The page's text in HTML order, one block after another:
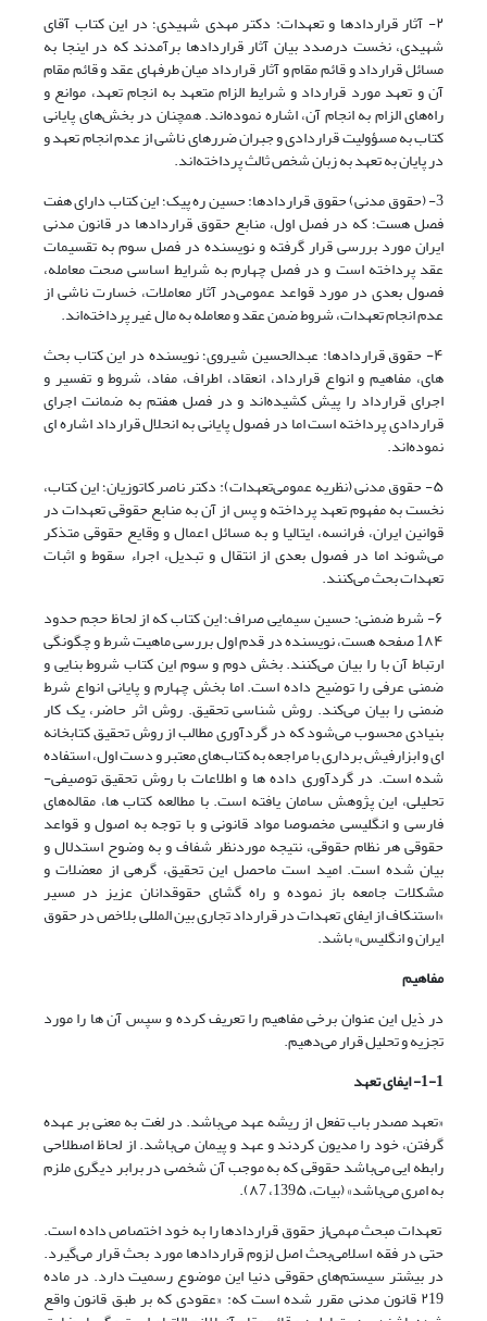
۲- آثار قراردادها و تعهدات: دکتر مهدی شهیدی؛ در این کتاب آقای
شهیدی، نخست درصدد بیان آثار قراردادها برآمدند که در اینجا به
مسائل قرارداد و قائم مقام و آثار قرارداد میان طرفهای عقد و قائم مقام
آن و تعهد مورد قرارداد و شرایط الزام متعهد به انجام تعهد، موانع و
راه‌‌های الزام به انجام آن، اشاره نموده‌اند. همچنان در بخش‌‌های پایانی
کتاب به مسؤولیت قراردادی و جبران ضررهای ناشی از عدم انجام تعهد و
در پایان به تعهد به زبان شخص ثالث پرداخته‌اند.
3- (حقوق مدنی) حقوق قراردادها: حسین ره پیک؛ این کتاب دارای هفت
فصل هست؛ که در فصل اول، منابع حقوق قراردادها در قانون مدنی
ایران مورد بررسی قرار گرفته و نویسنده در فصل سوم به تقسیمات
عقد پرداخته است و در فصل چهارم به شرایط اساسی صحت معامله،
فصول بعدی در مورد قواعد عمومی‌‌در آثار معاملات، خسارت ناشی از
عدم انجام تعهدات، شروط ضمن عقد و معامله به مال غیر پرداخته‌اند.
۴- حقوق قراردادها: عبدالحسین شیروی؛ نویسنده در این کتاب بحث
های، مفاهیم و انواع قرارداد، انعقاد، اطراف، مفاد، شروط و تفسیر و
اجرای قرارداد را پیش کشیده‌اند و در فصل هفتم به ضمانت اجرای
قراردادی پرداخته است اما در فصول پایانی به انحلال قرارداد اشاره ای
نموده‌اند.
۵- حقوق مدنی (نظریه عمومی‌‌تعهدات): دکتر ناصر کاتوزیان؛ این کتاب،
نخست به مفهوم تعهد پرداخته و پس از آن به منابع حقوقی تعهدات در
قوانین ایران، فرانسه، ایتالیا و به مسائل اعمال و وقایع حقوقی متذکر
می‌‌شوند اما در فصول بعدی از انتقال و تبدیل، اجراء سقوط و اثبات
تعهدات بحث می‌‌کنند.
۶- شرط ضمنی: حسین سیمایی صراف؛ این کتاب که از لحاظ حجم حدود
1۸۴ صفحه هست، نویسنده در قدم اول بررسی ماهیت شرط و چگونگی
ارتباط آن با را بیان می‌‌کنند. بخش دوم و سوم این کتاب شروط بنایی و
ضمنی عرفی را توضیح داده است. اما بخش چهارم و پایانی انواع شرط
ضمنی را بیان می‌‌کند. روش شناسی تحقیق. روش اثر حاضر، یک کار
بنیادی محسوب می‌شود که در گردآوری مطالب از روش تحقیق کتابخانه
ای و ابزارفیش برداری با مراجعه به کتاب‌‌های معتبر و دست اول، استفاده
شده است. در گردآوری داده ها و اطلاعات با روش تحقیق توصیفی-
تحلیلی، این پژوهش سامان یافته است. با مطالعه کتاب ها، مقاله‌‌های
فارسی و انگلیسی مخصوصا مواد قانونی و با توجه به اصول و قواعد
حقوقی هر نظام حقوقی، نتیجه موردنظر شفاف و به وضوح استدلال و
بیان شده است. امید است ماحصل این تحقیق، گرهی از معضلات و
مشکلات جامعه باز نموده و راه گشای حقوقدانان عزیز در مسیر
«استنکاف از ایفای تعهدات در قرارداد تجاری بین المللی بلاخص در حقوق
ایران و انگلیس» باشد.
مفاهیم
در ذیل این عنوان برخی مفاهیم را تعریف کرده و سپس آن ها را مورد
تجزیه و تحلیل قرار می‌دهیم.
1-1 - ایفای تعهد
«تعهد مصدر باب تفعل از ریشه عهد می‌باشد. در لغت به معنی بر عهده
گرفتن، خود را مدیون کردند و عهد و پیمان می‌باشد. از لحاظ اصطلاحی
رابطه ایی می‌باشد حقوقی که به موجب آن شخصی در برابر دیگری ملزم
به امری می‌باشد» (بیات، 139۵، ۸7).
تعهدات مبحث مهمی‌‌از حقوق قراردادها را به خود اختصاص داده است.
حتی در فقه اسلامی‌‌بحث اصل لزوم قراردادها مورد بحث قرار می‌‌گیرد.
در بیشتر سیستم‌‌های حقوقی دنیا این موضوع رسمیت دارد. در ماده
۲19 قانون مدنی مقرر شده است که: «عقودی که بر طبق قانون واقع